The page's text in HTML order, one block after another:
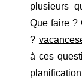
plusieurs
Que faire ?
?
à ces